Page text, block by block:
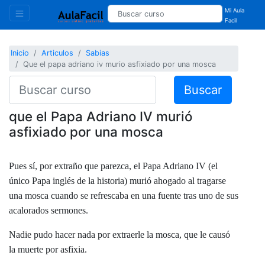
Mi Aula
Facil
Inicio Articulos
Sabias
Que el papa adriano iv murio asfixiado por una mosca
Buscar
que el Papa Adriano IV murió
asfixiado por una mosca
Pues sí, por extraño que parezca, el Papa Adriano IV (el
único Papa inglés de la historia) murió ahogado al tragarse
una mosca cuando se refrescaba en una fuente tras uno de sus
acalorados sermones.
Nadie pudo hacer nada por extraerle la mosca, que le causó
la muerte por asfixia.